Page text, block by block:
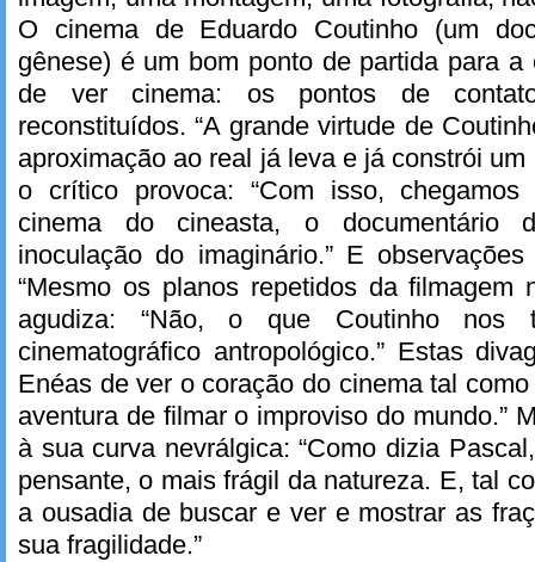
O cinema de Eduardo Coutinho (um
gênese) é um bom ponto de partida para a
de ver cinema: os pontos de
reconstituídos. “A grande virtude de
aproximação ao real já leva e já constrói um
o crítico provoca: “Com isso,
cinema do cineasta, o documentário
inoculação do imaginário.” E
“Mesmo os planos repetidos da filmagem
agudiza: “Não, o que Coutinho
cinematográfico antropológico.” Estas
Enéas de ver o coração do cinema tal
aventura de filmar o improviso do mundo.”
à sua curva nevrálgica: “Como dizia
pensante, o mais frágil da natureza. E, tal
a ousadia de buscar e ver e mostrar as
sua fragilidade.”